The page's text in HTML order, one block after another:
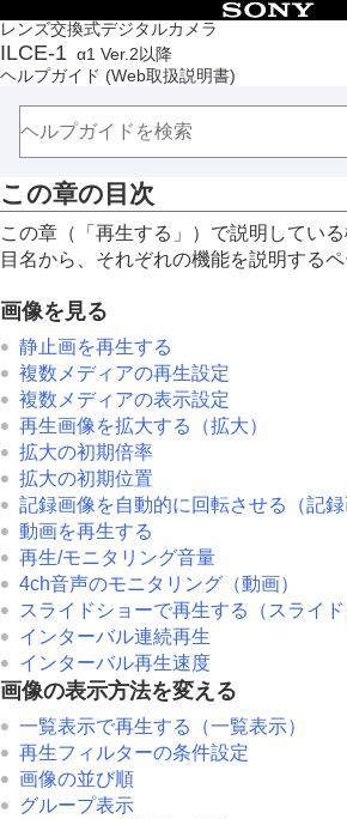
レンズ交換式デジタルカメラ
ILCE-1 α1 Ver.2以降
ヘルプガイド (Web取扱説明書)
目次
トップページ
ヘルプガイドの使いかた
本体と付属品を確認する
本機の基本操作
準備/基本的な撮影
MENU一覧から機能を探す
撮影機能を活用する
再生する
この章の目次
画像を見る
画像の表示方法を変える
画像間をジャンプ移動する方法を設
送り設定）
撮影した画像を保護する（
画像に情報を追加する
トリミング
動画から静止画を切り出す
メモリーカード間で画像をコピーす
画像を削除する
テレビと接続して画像を見る
カメラの設定を変更する
スマートフォンでできること
パソコンでできること
クラウドサービスを利用する
資料
故障かな？と思ったら
この章の目次
この章（「 再生する 」）で説明してい
目名から、それぞれの機能を説明するペ
画像を見る
静止画を再生する
複数メディアの再生設定
複数メディアの表示設定
再生画像を拡大する（拡大）
拡大の初期倍率
拡大の初期位置
記録画像を自動的に回転させる（記
動画を再生する
再生/モニタリング音量
4ch音声のモニタリング （動画）
スライドショーで再生する（ スライ
インターバル連続再生
インターバル再生速度
画像の表示方法を変える
一覧表示で再生する（一覧表示）
再生フィルターの条件設定
画像の並び順
グループ表示